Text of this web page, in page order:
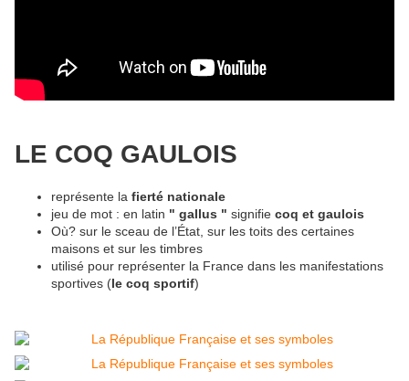
LE COQ GAULOIS
représente la fierté nationale
jeu de mot : en latin " gallus " signifie coq et gaulois
Où? sur le sceau de l’État, sur les toits des certaines
maisons et sur les timbres
utilisé pour représenter la France dans les manifestations
sportives (le coq sportif)